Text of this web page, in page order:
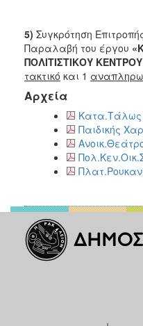
5) Συγκρότηση
Παραλαβή του έργου
ΠΟΛΙΤΙΣΤΙΚΟΥ
τακτικό και 1
Αρχεία
Κατα.Τάλως
Παιδικής